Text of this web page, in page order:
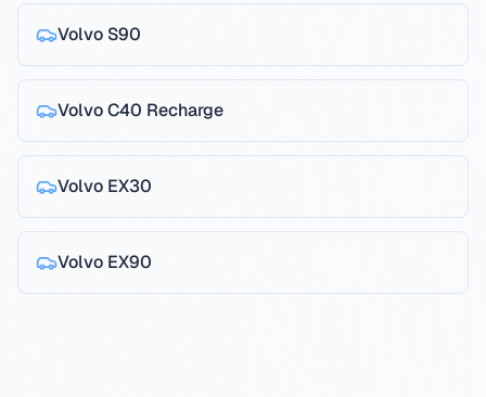
Volvo S90
VolvoC40 Recharge
Volvo EX30
Volvo EX90